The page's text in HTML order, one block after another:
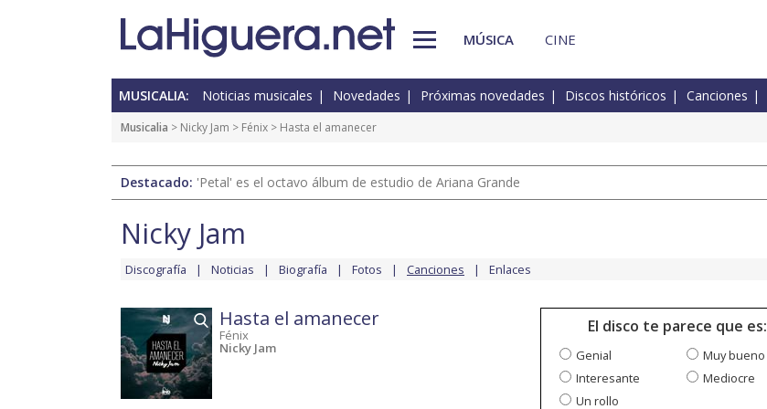
MÚSICA CINE
MUSICALIA: Noticias musicales Novedades Próximas novedades Discos históricos Canciones
Musicalia > Nicky Jam > Fénix > Hasta el amanecer
Destacado: 'Petal' es el octavo álbum de estudio de Ariana Grande
Nicky Jam
Discografía Noticias Biografía Fotos Canciones Enlaces
Hasta el amanecer
Fénix
Nicky Jam
El disco te parece que es:
Genial
Muy bueno
Interesante
Mediocre
Un rollo